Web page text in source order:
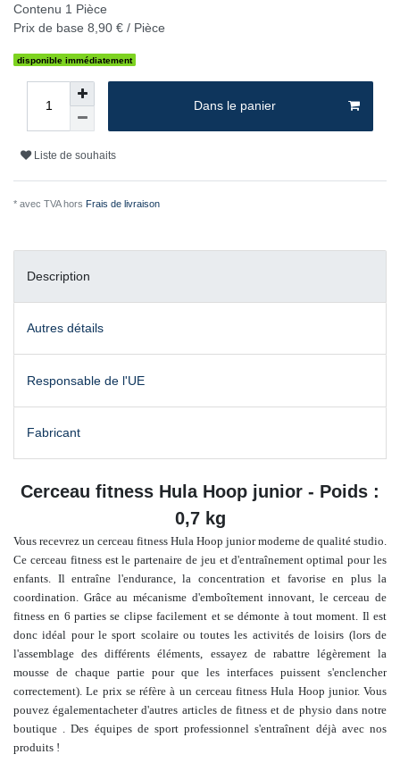
Contenu 1 Pièce
Prix de base 8,90 € / Pièce
disponible immédiatement
Dans le panier
Liste de souhaits
* avec TVA hors Frais de livraison
Description
Autres détails
Responsable de l'UE
Fabricant
Cerceau fitness Hula Hoop junior - Poids :
0,7 kg
Vous recevrez un cerceau fitness Hula Hoop junior moderne de qualité studio.
Ce cerceau fitness est le partenaire de jeu et d'entraînement optimal pour les
enfants. Il entraîne l'endurance, la concentration et favorise en plus la
coordination. Grâce au mécanisme d'emboîtement innovant, le cerceau de
fitness en 6 parties se clipse facilement et se démonte à tout moment. Il est
donc idéal pour le sport scolaire ou toutes les activités de loisirs (lors de
l'assemblage des différents éléments, essayez de rabattre légèrement la
mousse de chaque partie pour que les interfaces puissent s'enclencher
correctement). Le prix se réfère à un cerceau fitness Hula Hoop junior.Vous
pouvez égalementacheterd'autres articles de fitness et de physio dans notre
boutique .Des équipes de sport professionnel s'entraînent déjà avec nos
produits !